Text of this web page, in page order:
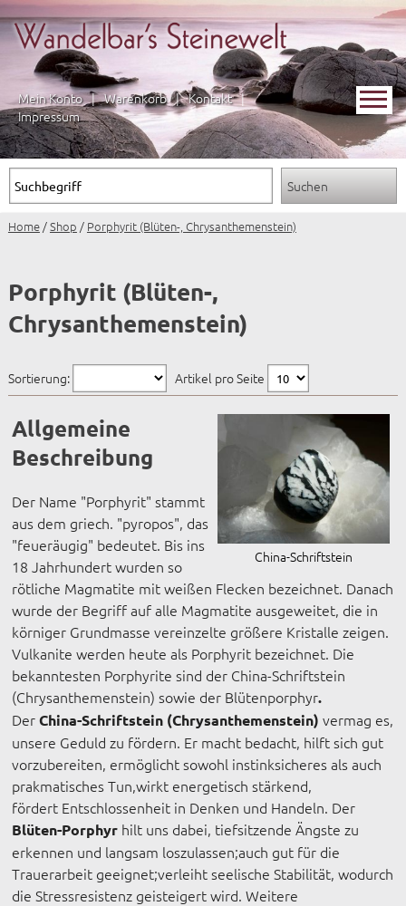
Mein Konto | Warenkorb | Kontakt |
Impressum
Home/Shop / Porphyrit (Blüten-, Chrysanthemenstein)
Porphyrit (Blüten-,
Chrysanthemenstein)
Sortierung: Artikel pro Seite
China-Schriftstein
Allgemeine
Beschreibung
Der Name "Porphyrit" stammt
aus dem griech. "pyropos", das
"feueräugig" bedeutet. Bis ins
18 Jahrhundert wurden so
rötliche Magmatite mit weißen Flecken bezeichnet. Danach
wurde der Begriff auf alle Magmatite ausgeweitet, die in
körniger Grundmasse vereinzelte größere Kristalle zeigen.
Vulkanite werden heute als Porphyrit bezeichnet. Die
bekanntesten Porphyrite sind der China-Schriftstein
(Chrysanthemenstein) sowie der Blütenporphyr.
DerChina-Schriftstein (Chrysanthemenstein)vermag es,
unsere Geduld zu fördern. Er macht bedacht, hilft sich gut
vorzubereiten, ermöglicht sowohl instinksicheres als auch
prakmatisches Tun,wirkt energetisch stärkend,
fördert Entschlossenheit in Denken und Handeln. Der
Blüten-Porphyr hilt uns dabei, tiefsitzende Ängste zu
erkennen und langsam loszulassen;auch gut für die
Trauerarbeit geeignet;verleiht seelische Stabilität, wodurch
die Stressresistenz geisteigert wird. Weitere